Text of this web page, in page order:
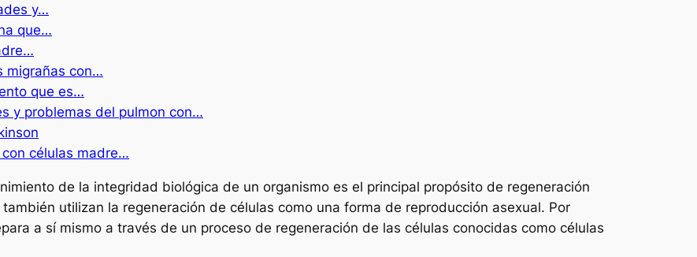
y…
que…
migrañas con…
que es…
y problemas del pulmon con…
células madre…
de la integridad biológica de un organismo es el principal propósito de regeneración
utilizan la regeneración de células como una forma de reproducción asexual. Por
a sí mismo a través de un proceso de regeneración de las células conocidas como células